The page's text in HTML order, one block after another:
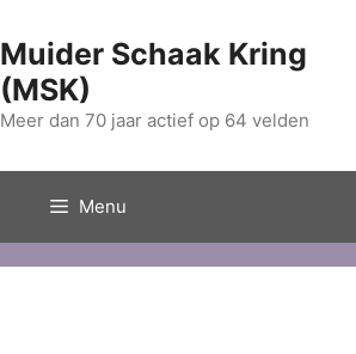
Muider Schaak Kring
(MSK)
Meer dan 70 jaar actief op 64 velden
Menu